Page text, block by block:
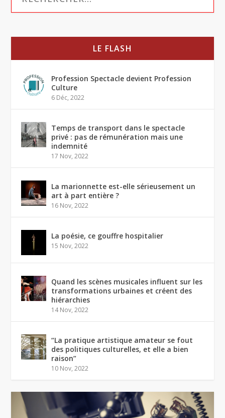
LE FLASH
Profession Spectacle devient Profession
Culture
6 Déc, 2022
Temps de transport dans le spectacle
privé : pas de rémunération mais une
indemnité
17 Nov, 2022
La marionnette est-elle sérieusement un
art à part entière ?
16 Nov, 2022
La poésie, ce gouffre hospitalier
15 Nov, 2022
Quand les scènes musicales influent sur les
transformations urbaines et créent des
hiérarchies
14 Nov, 2022
“La pratique artistique amateur se fout
des politiques culturelles, et elle a bien
raison”
10 Nov, 2022